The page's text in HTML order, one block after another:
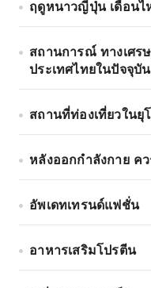
ฤดูหนาวญี่ปุ่น เดือนไ
สถานการณ์ ทางเศร
ประเทศไทยในปัจจุบั
สถานที่ท่องเที่ยวในยุ
หลังออกกําลังกาย คว
อัพเดทเทรนด์แฟชั่น
อาหารเสริมโปรตีน